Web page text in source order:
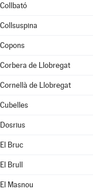
Collbató
Collsuspina
Copons
Corbera de Llobregat
Cornellà de Llobregat
Cubelles
Dosrius
El Bruc
El Brull
El Masnou